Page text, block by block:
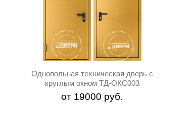
Однопольная техническая дверь с
круглым окном ТД-ОКС003
от 19000 руб.